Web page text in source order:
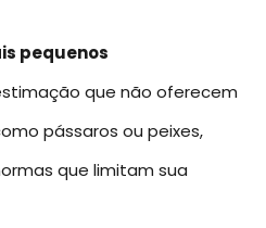
pequenos
que não oferecem
pássaros ou peixes,
que limitam sua